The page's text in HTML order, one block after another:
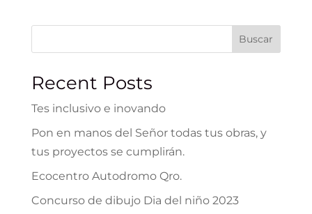
Buscar
Recent Posts
Tes inclusivo e inovando
Pon en manos del Señor todas tus obras, y
tus proyectos se cumplirán.
Ecocentro Autodromo Qro.
Concurso de dibujo Dia del niño 2023